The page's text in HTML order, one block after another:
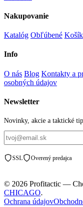
Nakupovanie
Katalóg Obľúbené Košík
Info
O nás Blog Kontakty a
osobných údajov
Newsletter
Novinky, akcie a taktické
SSL Overený predajca
© 2026 Profitactic —
CHICAGO.
Ochrana údajov